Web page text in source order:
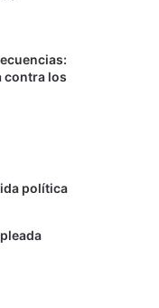
contra los
política